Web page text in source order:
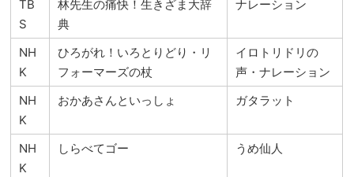
TB
S
林先生の痛快！生きざま大辞
典
ナレーション
NH
K
ひろがれ！いろとりどり・リ
フォーマーズの杖
イロトリドリの
声・ナレーション
NH
K
おかあさんといっしょ ガタラット
NH
K
しらべてゴー うめ仙人